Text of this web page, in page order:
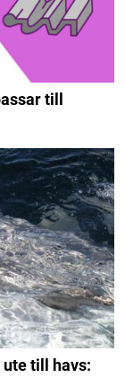
till
till havs: